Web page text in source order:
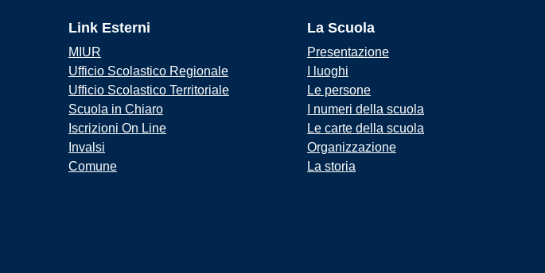
Link Esterni
MIUR
Ufficio Scolastico Regionale
Ufficio Scolastico Territoriale
Scuola in Chiaro
Iscrizioni On Line
Invalsi
Comune
La Scuola
Presentazione
I luoghi
Le persone
I numeri della scuola
Le carte della scuola
Organizzazione
La storia